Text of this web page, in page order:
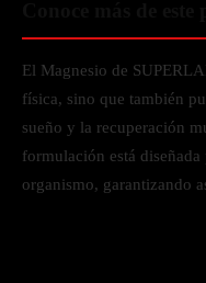
El Magnesio de
física, sino que también
sueño y la recuperación
formulación está
organismo, garantizando